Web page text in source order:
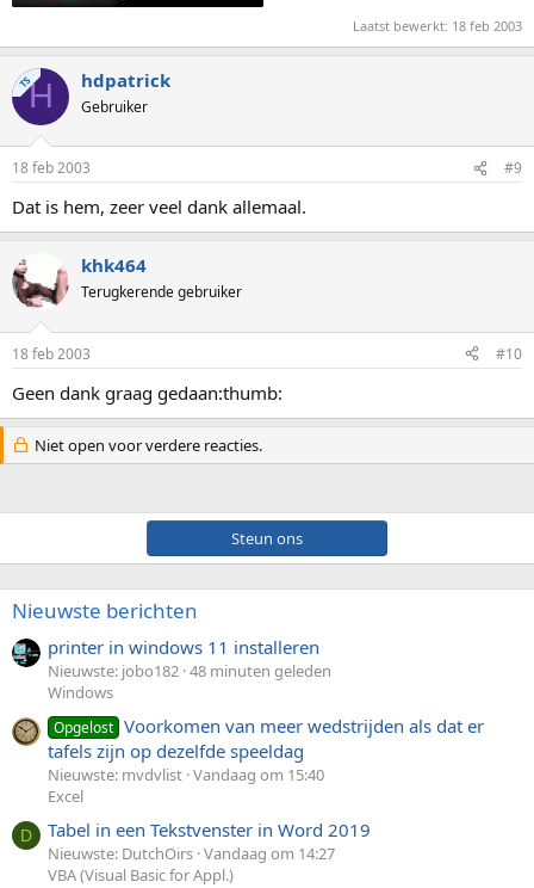
Laatst bewerkt: 18 feb 2003
TSH hdpatrick
Gebruiker
18 feb 2003 #9
Dat is hem, zeer veel dank allemaal.
khk464
Terugkerende gebruiker
18 feb 2003 #10
Geen dank graag gedaan:thumb:
Niet open voor verdere reacties.
Steun ons
Nieuwste berichten
printer in windows 11 installeren
Nieuwste: jobo182 48 minuten geleden
Windows
Opgelost Voorkomen van meer wedstrijden als dat er
tafels zijn op dezelfde speeldag
Nieuwste: mvdvlist Vandaag om 15:40
Excel
D Tabel in een Tekstvenster in Word 2019
Nieuwste: DutchOirs Vandaag om 14:27
VBA (Visual Basic for Appl.)